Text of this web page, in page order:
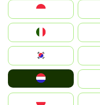
South Korea